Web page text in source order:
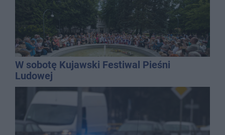
W sobotę Kujawski Festiwal Pieśni
Ludowej